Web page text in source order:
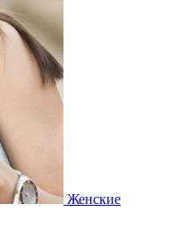
Женские